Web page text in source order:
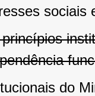
sociais
do